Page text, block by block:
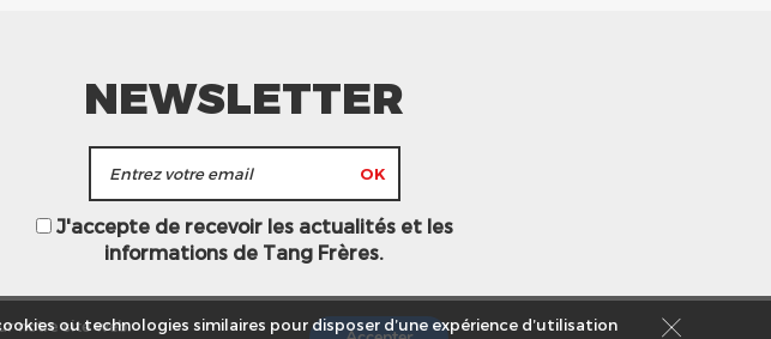
NEWSLETTER
J'accepte de recevoir les actualités et les
informations de Tang Frères.
ou technologies similaires pour disposer d’une expérience d’utilisation
notre site web.